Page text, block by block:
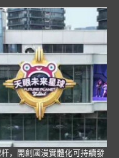
，開創國漫實體化可持續發